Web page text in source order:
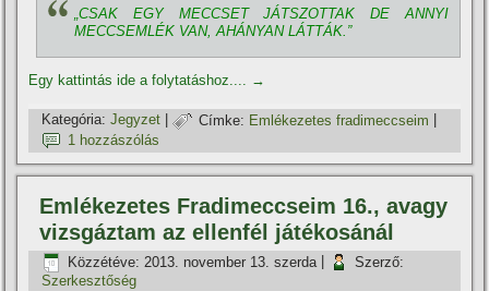
„CSAK EGY MECCSET JÁTSZOTTAK DE ANNYI
MECCSEMLÉK VAN, AHÁNYAN LÁTTÁK.”
Egy kattintás ide a folytatáshoz.... →
Kategória: Jegyzet | Címke: Emlékezetes fradimeccseim
1 hozzászólás
Emlékezetes Fradimeccseim 16., avagy
vizsgáztam az ellenfél játékosánál
Közzétéve: 2013. november 13. szerda
Szerző:
Szerkesztőség